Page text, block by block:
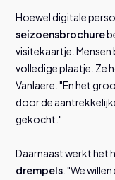
Hoewel digitale
seizoensbrochure
visitekaartje. Mensen
volledige plaatje. Ze
Vanlaere. "En het
door de
gekocht."
Daarnaast werkt het
drempels . "We